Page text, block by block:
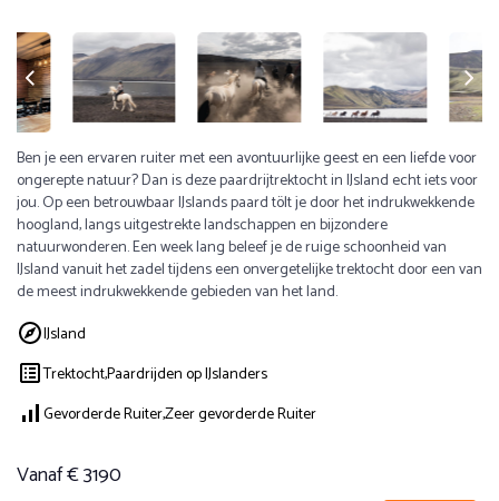
Ben je een ervaren ruiter met een avontuurlijke geest en een liefde voor
ongerepte natuur? Dan is deze paardrijtrektocht in IJsland echt iets voor
jou. Op een betrouwbaar IJslands paard tölt je door het indrukwekkende
hoogland, langs uitgestrekte landschappen en bijzondere
natuurwonderen. Een week lang beleef je de ruige schoonheid van
IJsland vanuit het zadel tijdens een onvergetelijke trektocht door een van
de meest indrukwekkende gebieden van het land.
IJsland
Trektocht,Paardrijden op IJslanders
Gevorderde Ruiter,Zeer gevorderde Ruiter
Vanaf € 3190